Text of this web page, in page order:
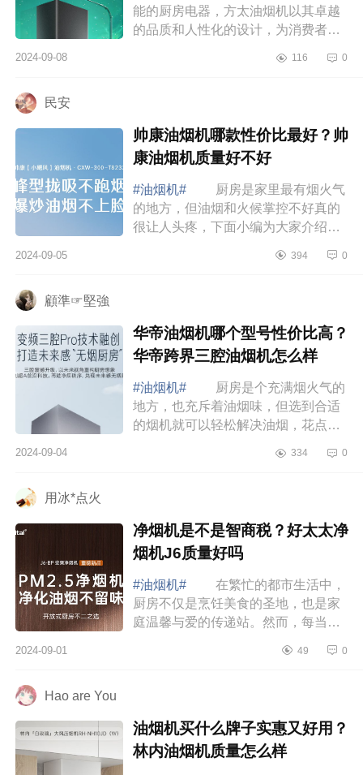
能的厨房电器，方太油烟机以其卓越
的品质和人性化的设计，为消费者带
小编为大家介绍下方太油烟机哪个系
2024-09-08 116 0
民安
帅康油烟机哪款性价比最好？帅
康油烟机质量好不好
#油烟机#
厨房是家里最有烟火气
的地方，但油烟和火候掌控不好真的
很让人头疼，下面小编为大家介绍下
烟机质量好不好 帅康油烟机哪款
2024-09-05 394 0
顧準☞堅強
华帝油烟机哪个型号性价比高？
华帝跨界三腔油烟机怎么样
#油烟机#
厨房是个充满烟火气的
地方，也充斥着油烟味，但选到合适
的烟机就可以轻松解决油烟，花点心
为大家介绍下华帝油烟机哪个型号性
2024-09-04 334 0
用冰*点火
净烟机是不是智商税？好太太净
烟机J6质量好吗
#油烟机#
在繁忙的都市生活中，
厨房不仅是烹饪美食的圣地，也是家
庭温馨与爱的传递站。然而，每当佳
难以忽视的油烟。下面小编为大家介
2024-09-01 49 0
Hao are You
油烟机买什么牌子实惠又好用？
林内油烟机质量怎么样